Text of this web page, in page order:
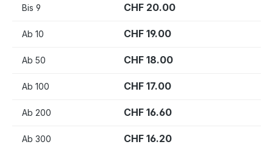
Bis 9 CHF 20.00
Ab 10 CHF 19.00
Ab 50 CHF 18.00
Ab 100 CHF 17.00
Ab 200 CHF 16.60
Ab 300 CHF 16.20